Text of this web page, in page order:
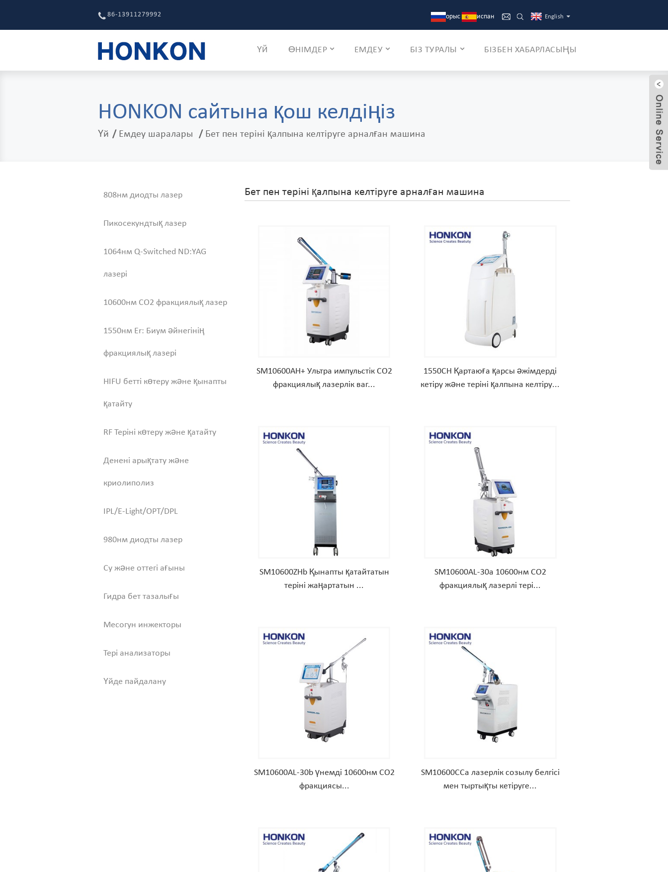
орыс испан
86-13911279992 English
ҮЙ ӨНІМДЕР ЕМДЕУ БІЗ ТУРАЛЫ БІЗБЕН ХАБАРЛАСЫҢЫ
HONKON сайтына қош келдіңіз
Үй Емдеу шаралары Бет пен теріні қалпына келтіруге арналған машина
808нм диодты лазер
Пикосекундтық лазер
1064нм Q-Switched ND:YAG
лазері
10600нм CO2 фракциялық лазер
1550нм Er: Биум әйнегінің
фракциялық лазері
HIFU бетті көтеру және қынапты
қатайту
RF Теріні көтеру және қатайту
Денені арықтату және
криолиполиз
IPL/E-Light/OPT/DPL
980нм диодты лазер
Су және оттегі ағыны
Гидра бет тазалығы
Месогун инжекторы
Тері анализаторы
Үйде пайдалану
Бет пен теріні қалпына келтіруге арналған машина
SM10600AH+ Ультра импульстік CO2
фракциялық лазерлік ваг...
1550CH Қартаюға қарсы әжімдерді
кетіру және теріні қалпына келтіру...
SM10600ZHb Қынапты қатайтатын
теріні жаңартатын ...
SM10600AL-30a 10600нм CO2
фракциялық лазерлі тері...
SM10600AL-30b үнемді 10600нм CO2
фракциясы...
SM10600CCa лазерлік созылу белгісі
мен тыртықты кетіруге...